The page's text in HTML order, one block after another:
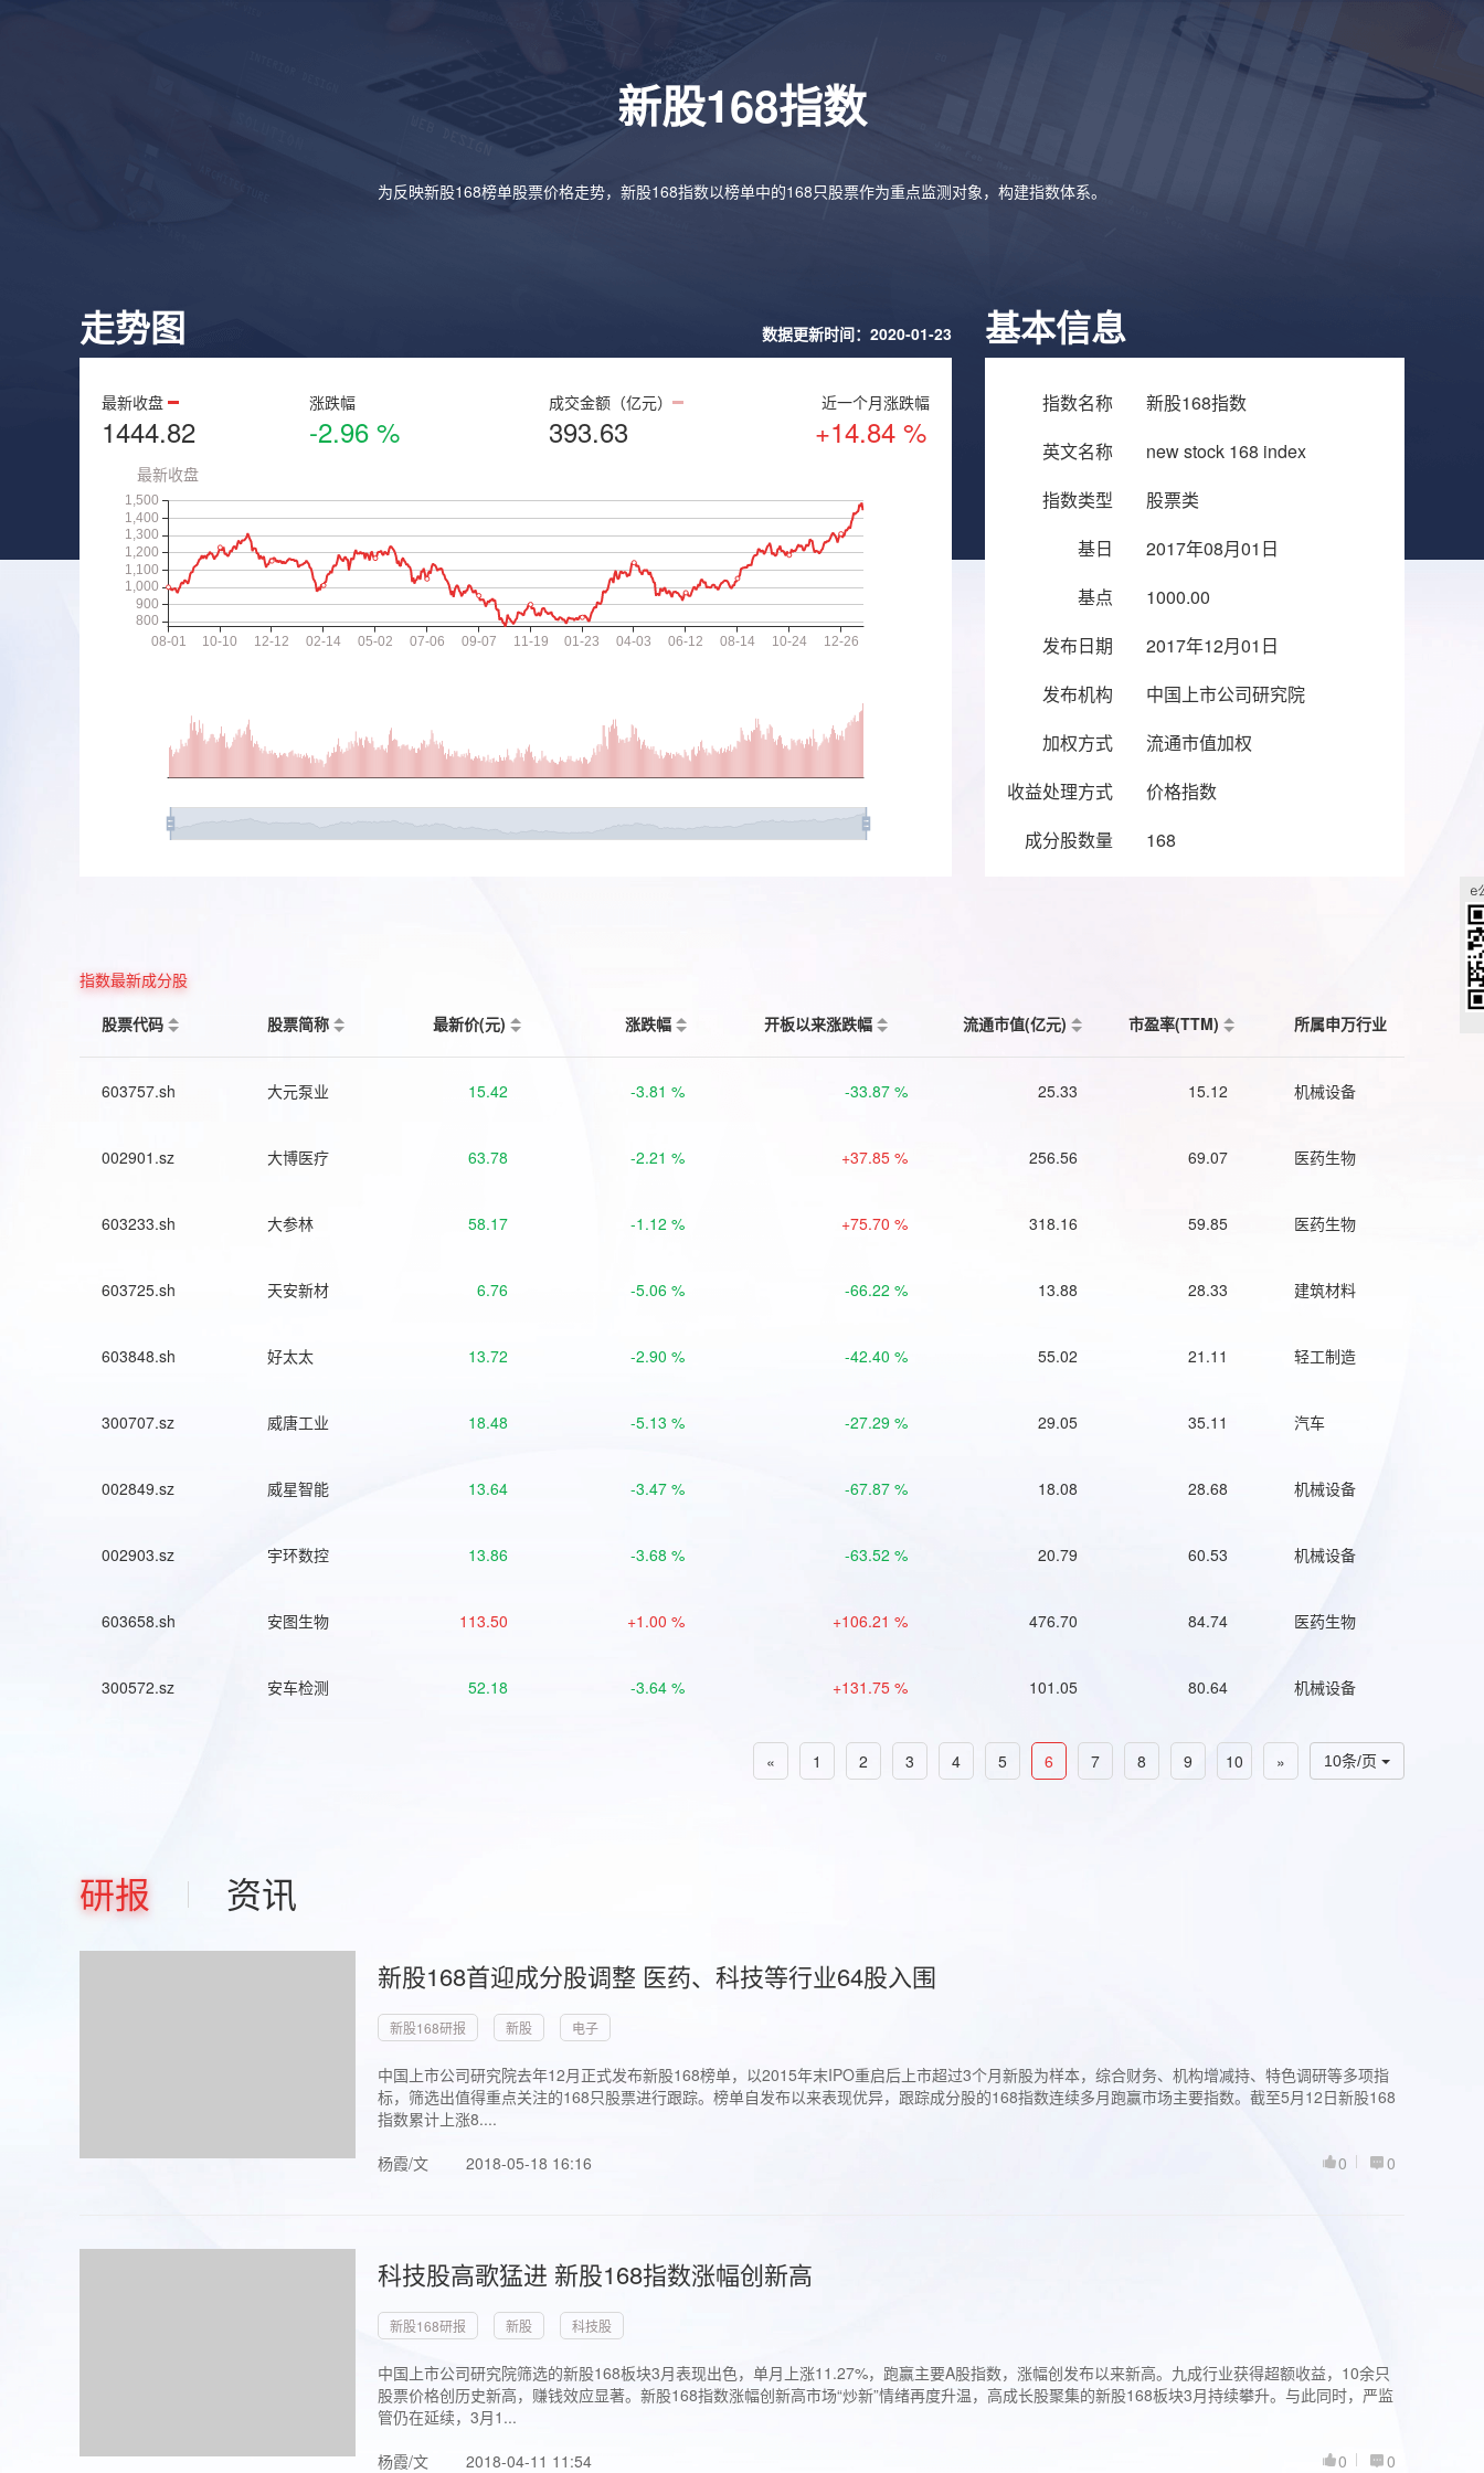
新股168指数
为反映新股168榜单股票价格走势，新股168指数以榜单中的168只股票作为重点监测对象，构建指数体系。
走势图 数据更新时间：2020-01-23
最新收盘
1444.82
涨跌幅
-2.96 %
成交金额（亿元）
393.63
近一个月涨跌幅
+14.84 %
基本信息
指数名称
新股168指数
英文名称
new stock 168 index
指数类型
股票类
基日
2017年08月01日
基点
1000.00
发布日期
2017年12月01日
发布机构
中国上市公司研究院
加权方式
流通市值加权
收益处理方式
价格指数
成分股数量
168
指数最新成分股
股票代码
股票简称 最新价(元) 涨跌幅 开板以来涨跌幅 流通市值(亿元) 市盈率(TTM) 所属申万行业
603757.sh 大元泵业 15.42 -3.81 % -33.87 % 25.33 15.12 机械设备
002901.sz 大博医疗 63.78 -2.21 % +37.85 % 256.56 69.07 医药生物
603233.sh 大参林 58.17 -1.12 % +75.70 % 318.16 59.85 医药生物
603725.sh 天安新材 6.76 -5.06 % -66.22 % 13.88 28.33 建筑材料
603848.sh 好太太 13.72 -2.90 % -42.40 % 55.02 21.11 轻工制造
300707.sz 威唐工业 18.48 -5.13 % -27.29 % 29.05 35.11 汽车
002849.sz 威星智能 13.64 -3.47 % -67.87 % 18.08 28.68 机械设备
002903.sz 宇环数控 13.86 -3.68 % -63.52 % 20.79 60.53 机械设备
603658.sh 安图生物 113.50 +1.00 % +106.21 % 476.70 84.74 医药生物
300572.sz 安车检测 52.18 -3.64 % +131.75 % 101.05 80.64 机械设备
10条/页
« 1 2 3 4 5 6 7 8 9 10 »
研报 资讯
新股168首迎成分股调整 医药、科技等行业64股入围
新股168研报 新股 电子
中国上市公司研究院去年12月正式发布新股168榜单，以2015年末IPO重启后上市超过3个月新股为样本，综合财务、机构增减持、特色调研等多项指
标，筛选出值得重点关注的168只股票进行跟踪。榜单自发布以来表现优异，跟踪成分股的168指数连续多月跑赢市场主要指数。截至5月12日新股168
指数累计上涨8....
杨霞/文
2018-05-18 16:16 0
0
科技股高歌猛进 新股168指数涨幅创新高
新股168研报 新股 科技股
中国上市公司研究院筛选的新股168板块3月表现出色，单月上涨11.27%，跑赢主要A股指数，涨幅创发布以来新高。九成行业获得超额收益，10余只
股票价格创历史新高，赚钱效应显著。新股168指数涨幅创新高市场“炒新”情绪再度升温，高成长股聚集的新股168板块3月持续攀升。与此同时，严监
管仍在延续，3月1...
杨霞/文
2018-04-11 11:54 0
0